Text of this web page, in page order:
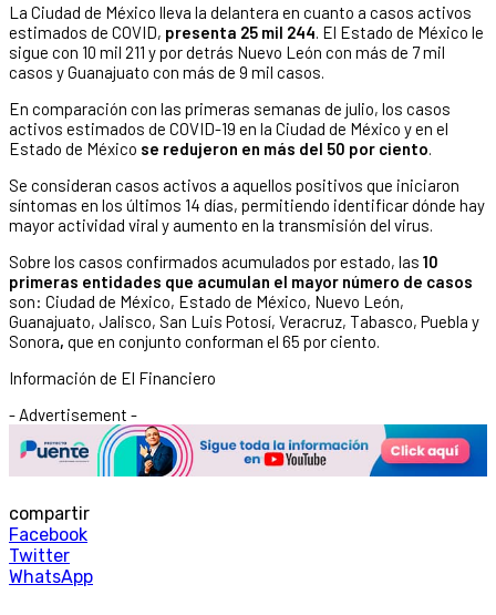
La Ciudad de México lleva la delantera en cuanto a casos activos
estimados de COVID, presenta 25 mil 244. El Estado de México le
sigue con 10 mil 211 y por detrás Nuevo León con más de 7 mil
casos y Guanajuato con más de 9 mil casos.
En comparación con las primeras semanas de julio, los casos
activos estimados de COVID-19 en la Ciudad de México y en el
Estado de México se redujeron en más del 50 por ciento.
Se consideran casos activos a aquellos positivos que iniciaron
síntomas en los últimos 14 días, permitiendo identificar dónde hay
mayor actividad viral y aumento en la transmisión del virus.
Sobre los casos confirmados acumulados por estado, las 10
primeras entidades que acumulan el mayor número de casos
son: Ciudad de México, Estado de México, Nuevo León,
Guanajuato, Jalisco, San Luis Potosí, Veracruz, Tabasco, Puebla y
Sonora, que en conjunto conforman el 65 por ciento.
Información de El Financiero
- Advertisement -
compartir
Facebook
Twitter
WhatsApp